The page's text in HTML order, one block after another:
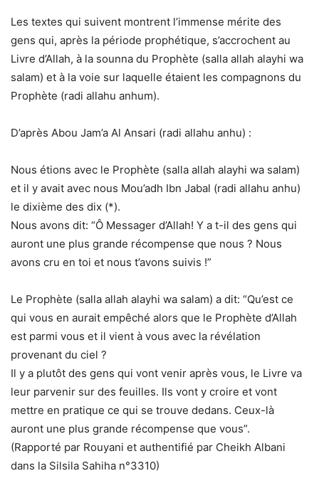
Les textes qui suivent montrent l’immense mérite des
gens qui, après la période prophétique, s’accrochent au
Livre d’Allah, à la sounna du Prophète (salla allah alayhi wa
salam) et à la voie sur laquelle étaient les compagnons du
Prophète (radi allahu anhum).
D’après Abou Jam’a Al Ansari (radi allahu anhu) :
Nous étions avec le Prophète (salla allah alayhi wa salam)
et il y avait avec nous Mou’adh Ibn Jabal (radi allahu anhu)
le dixième des dix (*).
Nous avons dit: “Ô Messager d’Allah! Y a t-il des gens qui
auront une plus grande récompense que nous ? Nous
avons cru en toi et nous t’avons suivis !”
Le Prophète (salla allah alayhi wa salam) a dit: “Qu’est ce
qui vous en aurait empêché alors que le Prophète d’Allah
est parmi vous et il vient à vous avec la révélation
provenant du ciel ?
Il y a plutôt des gens qui vont venir après vous, le Livre va
leur parvenir sur des feuilles. Ils vont y croire et vont
mettre en pratique ce qui se trouve dedans. Ceux-là
auront une plus grande récompense que vous”.
(Rapporté par Rouyani et authentifié par Cheikh Albani
dans la Silsila Sahiha n°3310)